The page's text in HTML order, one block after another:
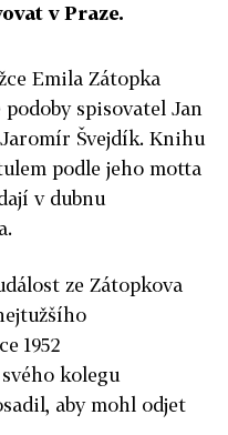
v Praze.
Emila Zátopka
spisovatel Jan
Švejdík. Knihu
podle jeho motta
v dubnu
ze Zátopkova
1952
kolegu
aby mohl odjet